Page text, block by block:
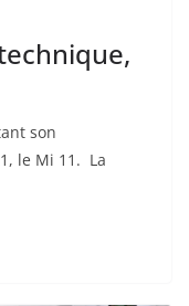
son
le Mi 11. La